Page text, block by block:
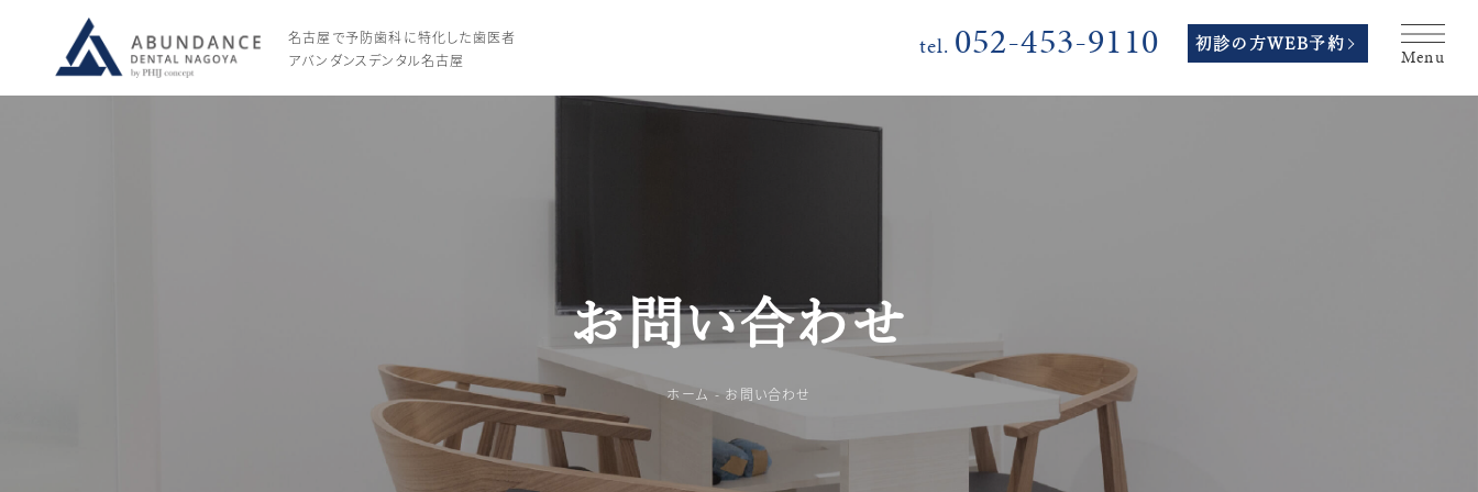
名古屋で予防⻭科に特化した⻭医者
アバンダンスデンタル名古屋
お問い合わせ
ホーム お問い合わせ
tel. 052-453-9110 初診の方WEB予約
Menu